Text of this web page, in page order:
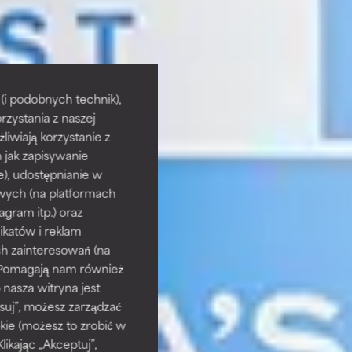
podobnych technik),
z naszej
korzystanie z
zapisywanie
udostępnianie w
(na platformach
itp.) oraz
i reklam
zainteresowań (na
nam również
witryna jest
możesz zarządzać
(możesz to zrobić w
„Akceptuj”,